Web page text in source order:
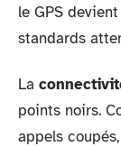
le GPS
standards
La
points noirs.
appels